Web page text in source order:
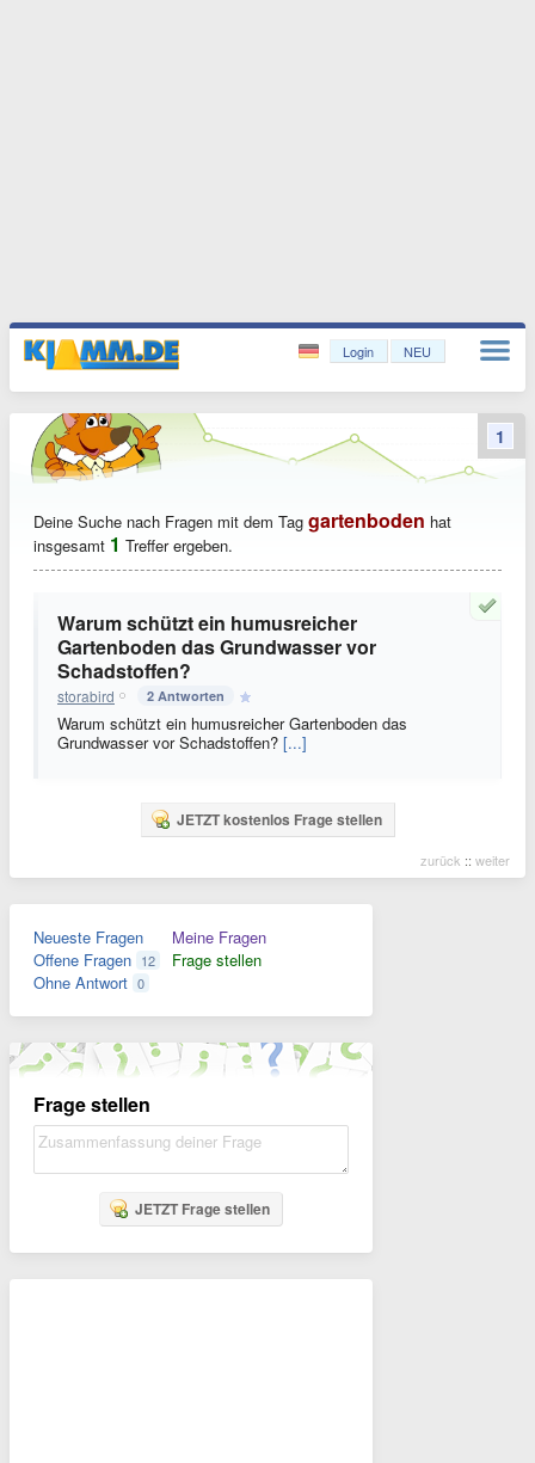
Login NEU
Deine Suche nach Fragen mit dem Tag gartenboden hat
insgesamt 1 Treffer ergeben.
Warum schützt ein humusreicher
Gartenboden das Grundwasser vor
Schadstoffen?
storabird 2 Antworten
Warum schützt ein humusreicher Gartenboden das
Grundwasser vor Schadstoffen? [...]
JETZT kostenlos Frage stellen
zurück :: weiter
1
Neueste Fragen
Offene Fragen 12
Ohne Antwort 0
Meine Fragen
Frage stellen
Frage stellen
JETZT Frage stellen